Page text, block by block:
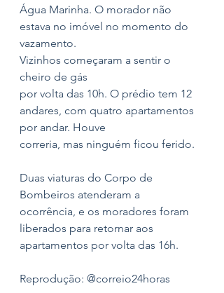
Água Marinha. O morador não
estava no imóvel no momento do
vazamento.
Vizinhos começaram a sentir o
cheiro de gás
por volta das 10h. O prédio tem 12
andares, com quatro apartamentos
por andar. Houve
correria, mas ninguém ficou ferido.
Duas viaturas do Corpo de
Bombeiros atenderam a
ocorrência, e os moradores foram
liberados para retornar aos
apartamentos por volta das 16h.
Reprodução: @correio24horas